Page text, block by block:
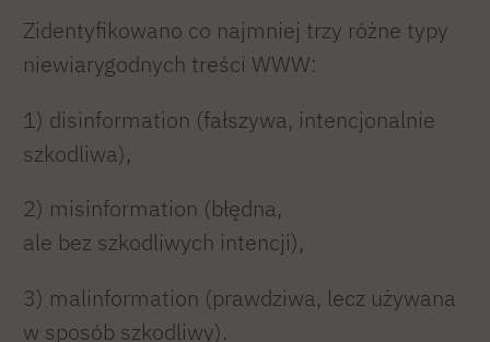
Zidentyfikowano co najmniej trzy różne typy
niewiarygodnych treści WWW:
1) disinformation (fałszywa, intencjonalnie
szkodliwa),
2) misinformation (błędna,
ale bez szkodliwych intencji),
3) malinformation (prawdziwa, lecz używana
w sposób szkodliwy).